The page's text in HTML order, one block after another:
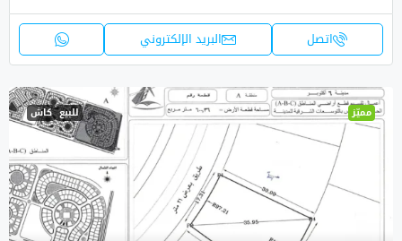
اتصل البريد الإلكتروني
مميّز للبيع كاش